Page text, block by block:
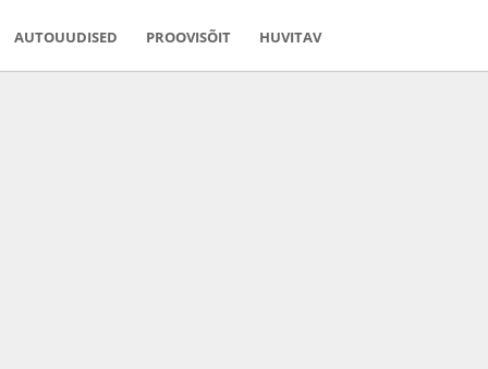
AUTOUUDISED PROOVISÕIT HUVITAV